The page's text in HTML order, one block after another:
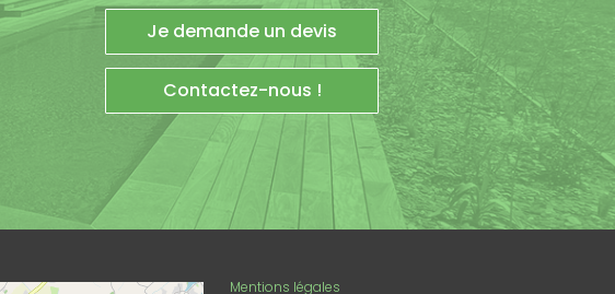
Je demande un devis
Contactez-nous !
Mentions légales